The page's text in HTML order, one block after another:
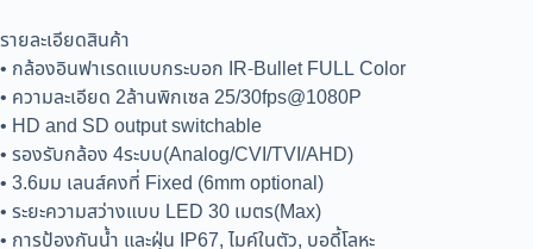
รายละเอียดสินค้า
• กล้องอินฟาเรดแบบกระบอก IR-Bullet FULL Color
• ความละเอียด 2ล้านพิกเซล 25/30fps@1080P
• HD and SD output switchable
• รองรับกล้อง 4ระบบ(Analog/CVI/TVI/AHD)
• 3.6มม เลนส์คงที่ Fixed (6mm optional)
• ระยะความสว่างแบบ LED 30 เมตร(Max)
• การป้องกันน้ำ และฝุ่น IP67, ไมค์ในตัว, บอดี้โลหะ